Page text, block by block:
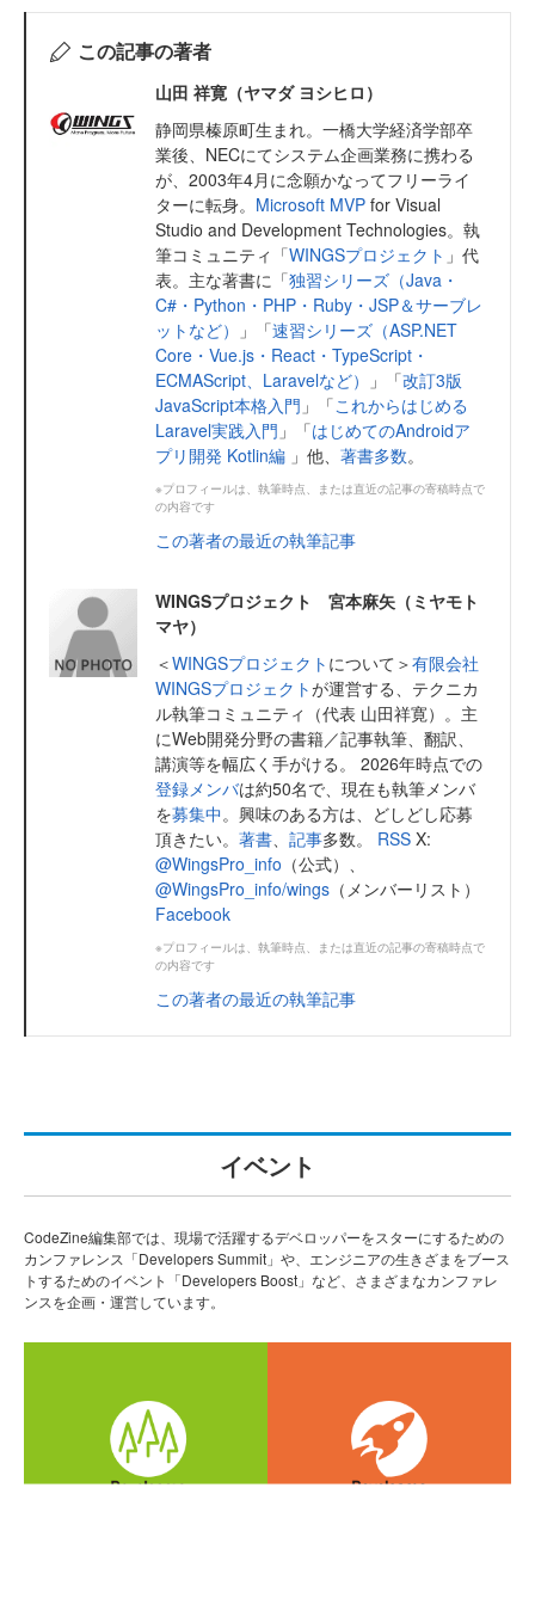
この記事の著者
山田 祥寛（ヤマダ ヨシヒロ）
静岡県榛原町生まれ。一橋大学経済学部卒
業後、NECにてシステム企画業務に携わる
が、2003年4月に念願かなってフリーライ
ターに転身。 Microsoft MVP for Visual
Studio and Development Technologies。執
筆コミュニティ「WINGSプロジェクト 」代
表。主な著書に「独習シリーズ（Java・
C#・Python・PHP・Ruby・JSP＆サーブレ
ットなど）
」「速習シリーズ（ASP.NET
Core・Vue.js・React・TypeScript・
ECMAScript、Laravelなど）
」「改訂3版
JavaScript本格入門 」「これからはじめる
Laravel実践入門 」「はじめてのAndroidア
プリ開発 Kotlin編 」他、 著書多数。
※プロフィールは、執筆時点、または直近の記事の寄稿時点で
の内容です
この著者の最近の執筆記事
WINGSプロジェクト 宮本麻矢（ミヤモト
マヤ）
＜WINGSプロジェクト について＞有限会社
WINGSプロジェクトが運営する、テクニカ
ル執筆コミュニティ（代表 山田祥寛）。主
にWeb開発分野の書籍／記事執筆、翻訳、
講演等を幅広く手がける。 2026年時点での
登録メンバは約50名で、現在も執筆メンバ
を募集中。興味のある方は、どしどし応募
頂きたい。 著書、 記事多数。 RSS X:
@WingsPro_info （公式）、
@WingsPro_info/wings （メンバーリスト）
Facebook
※プロフィールは、執筆時点、または直近の記事の寄稿時点で
の内容です
この著者の最近の執筆記事
イベント
CodeZine編集部では、現場で活躍するデベロッパーをスターにするための
カンファレンス「Developers Summit」や、エンジニアの生きざまをブース
トするためのイベント「Developers Boost」など、さまざまなカンファレ
ンスを企画・運営しています。